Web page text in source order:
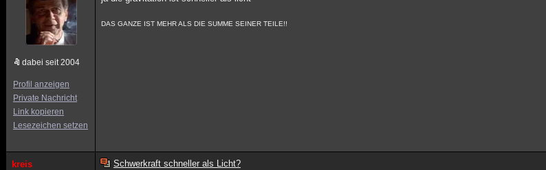
dabei seit 2004
Profil anzeigen
Private Nachricht
Link kopieren
Lesezeichen setzen
DAS GANZE IST MEHR ALS DIE SUMME SEINER TEILE!!
kreis Schwerkraft schneller als Licht?